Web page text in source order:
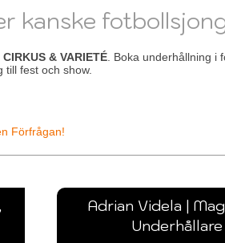
kanske
CIRKUS & VARIETÉ . Boka underhållning
fest och show.
Förfrågan!
Adrian Videla |
Underhållare